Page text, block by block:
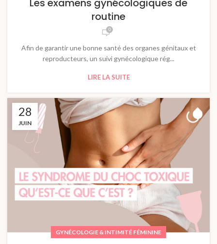
Les examens gynécologiques de
routine
0
Afin de garantir une bonne santé des organes génitaux et
reproducteurs, un suivi gynécologique rég...
LIRE LA SUITE
28
JUIN
GYNÉCOLOGIE & INTIMITÉ FÉMININE